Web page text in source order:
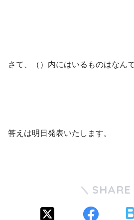
さて、（）内にはいるものはなん
答えは明日発表いたします。
SHARE